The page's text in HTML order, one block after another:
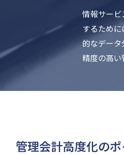
情報サー
するため
的なデー
精度の高い
管理会計高度化の